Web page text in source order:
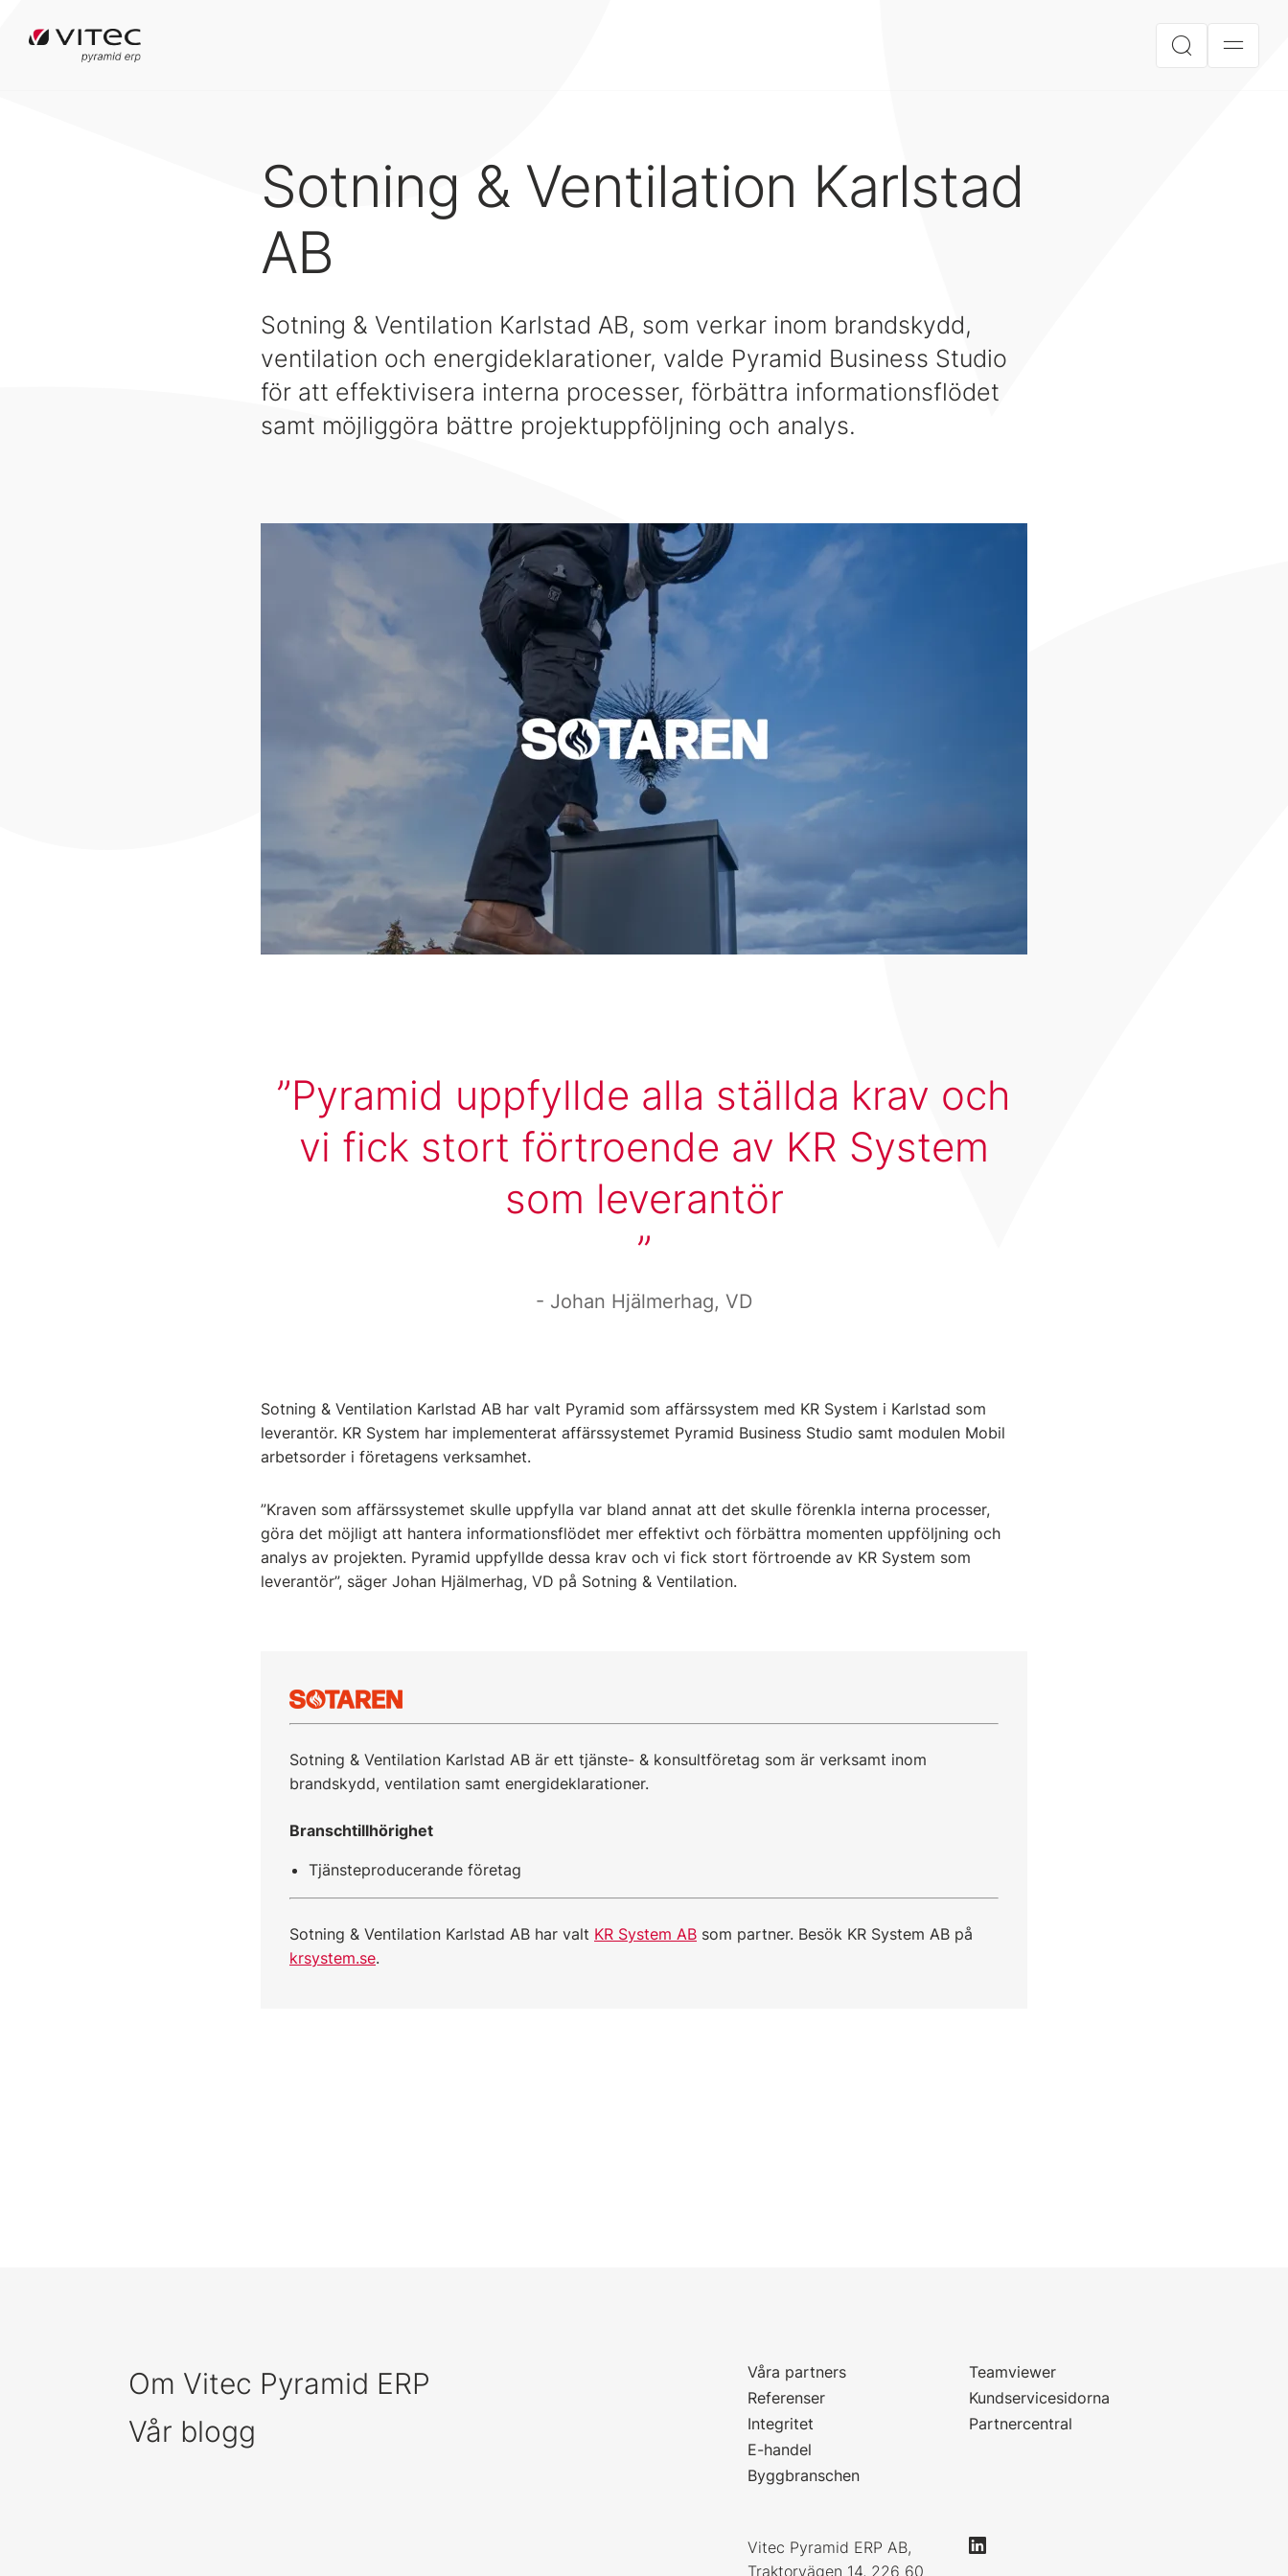
Sotning & Ventilation Karlstad
AB
Sotning & Ventilation Karlstad AB, som verkar inom brandskydd,
ventilation och energideklarationer, valde Pyramid Business Studio
för att effektivisera interna processer, förbättra informationsflödet
samt möjliggöra bättre projektuppföljning och analys.
Pyramid uppfyllde alla ställda krav och
vi fick stort förtroende av KR System
som leverantör
Johan Hjälmerhag, VD
Sotning & Ventilation Karlstad AB har valt Pyramid som affärssystem med KR System i Karlstad som
leverantör. KR System har implementerat affärssystemet Pyramid Business Studio samt modulen Mobil
arbetsorder i företagens verksamhet.
”Kraven som affärssystemet skulle uppfylla var bland annat att det skulle förenkla interna processer,
göra det möjligt att hantera informationsflödet mer effektivt och förbättra momenten uppföljning och
analys av projekten. Pyramid uppfyllde dessa krav och vi fick stort förtroende av KR System som
leverantör”, säger Johan Hjälmerhag, VD på Sotning & Ventilation.
Sotning & Ventilation Karlstad AB är ett tjänste- & konsultföretag som är verksamt inom
brandskydd, ventilation samt energideklarationer.
Branschtillhörighet
Tjänsteproducerande företag
Sotning & Ventilation Karlstad AB har valt KR System AB som partner. Besök KR System AB på
krsystem.se.
Om Vitec Pyramid ERP
Vår blogg
Våra partners
Referenser
Integritet
E-handel
Byggbranschen
Teamviewer
Kundservicesidorna
Partnercentral
Vitec Pyramid ERP AB,
Traktorvägen 14, 226 60